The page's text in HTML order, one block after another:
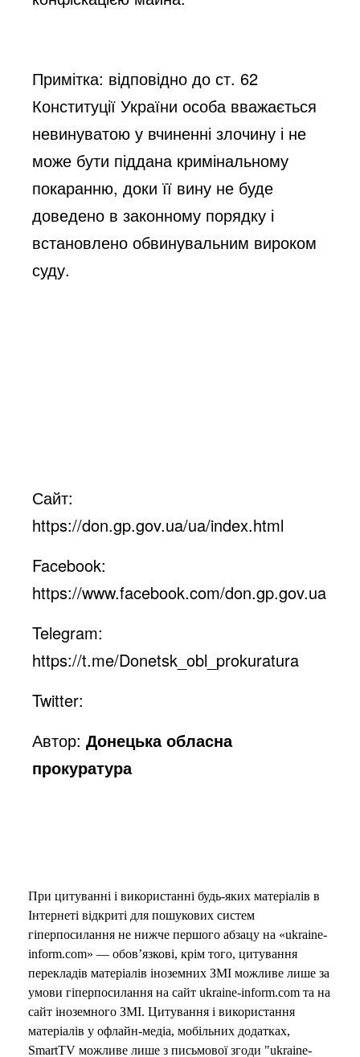
Примітка: відповідно до ст. 62
Конституції України особа вважається
невинуватою у вчиненні злочину і не
може бути піддана кримінальному
покаранню, доки її вину не буде
доведено в законному порядку і
встановлено обвинувальним вироком
суду.
Сайт:
https://don.gp.gov.ua/ua/index.html
Facebook:
https://www.facebook.com/don.gp.gov.ua
Telegram:
https://t.me/Donetsk_obl_prokuratura
Twitter:
Автор:Донецька обласна
прокуратура
При цитуванні і використанні будь-яких матеріалів в
Інтернеті відкриті для пошукових систем
гіперпосилання не нижче першого абзацу на «ukraine-
inform.com» — обов’язкові, крім того, цитування
перекладів матеріалів іноземних ЗМІ можливе лише за
умови гіперпосилання на сайт ukraine-inform.com та на
сайт іноземного ЗМІ. Цитування і використання
матеріалів у офлайн-медіа, мобільних додатках,
SmartTV можливе лише з письмової згоди "ukraine-